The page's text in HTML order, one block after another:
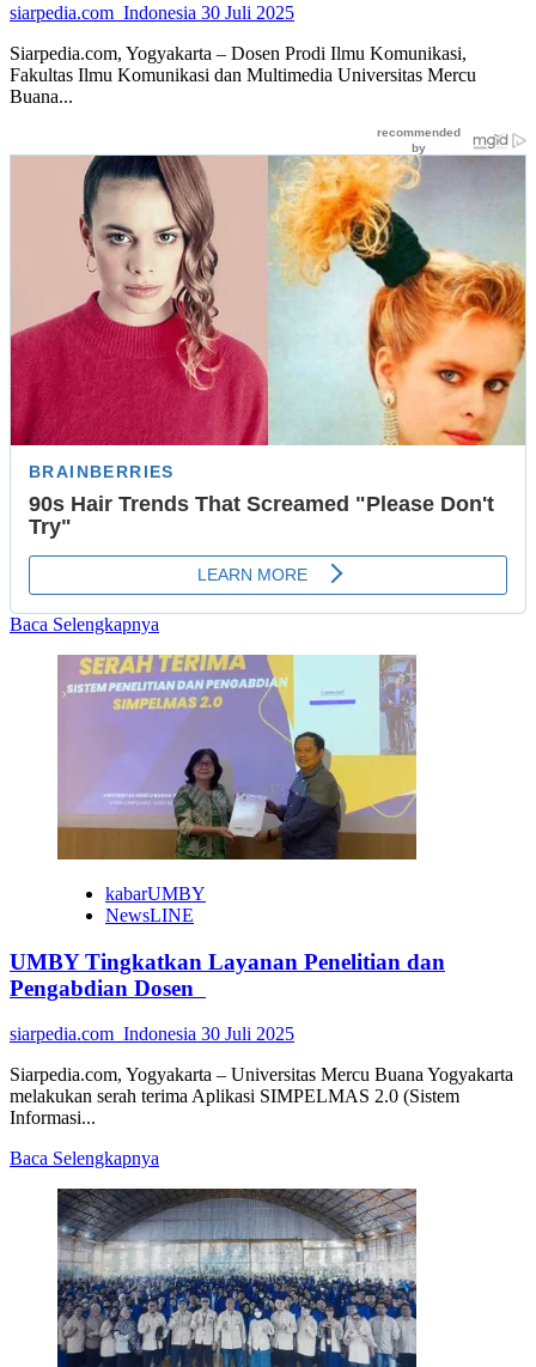
siarpedia.com_Indonesia 30 Juli 2025
Siarpedia.com, Yogyakarta – Dosen Prodi Ilmu Komunikasi,
Fakultas Ilmu Komunikasi dan Multimedia Universitas Mercu
Buana...
Baca Selengkapnya
about
Rila
Setyaningsih,
UMBY
Raih
Doktor
di
UNS
kabarUMBY
NewsLINE
UMBY Tingkatkan Layanan Penelitian dan
Pengabdian Dosen
siarpedia.com_Indonesia 30 Juli 2025
Siarpedia.com, Yogyakarta – Universitas Mercu Buana Yogyakarta
melakukan serah terima Aplikasi SIMPELMAS 2.0 (Sistem
Informasi...
Baca Selengkapnya
about
UMBY
Tingkatkan
Layanan
Penelitian
dan
Pengabdian
Dosen